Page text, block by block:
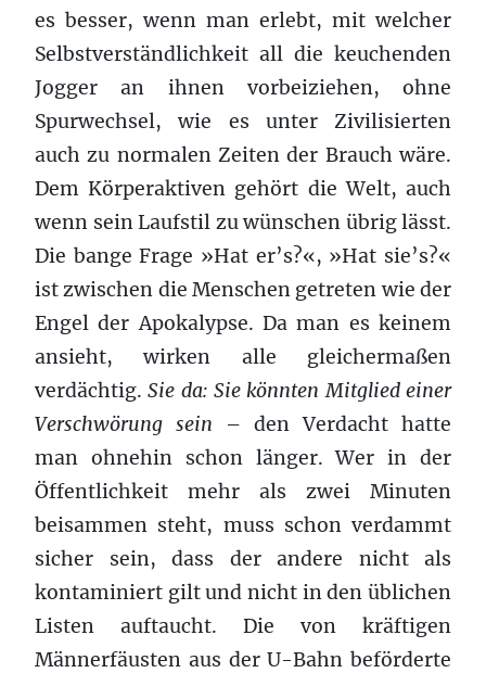
es besser, wenn man erlebt, mit welcher
Selbstverständlichkeit all die keuchenden
Jogger an ihnen vorbeiziehen, ohne
Spurwechsel, wie es unter Zivilisierten
auch zu normalen Zeiten der Brauch wäre.
Dem Körperaktiven gehört die Welt, auch
wenn sein Laufstil zu wünschen übrig lässt.
Die bange Frage »Hat er’s?«, »Hat sie’s?«
ist zwischen die Menschen getreten wie der
Engel der Apokalypse. Da man es keinem
ansieht, wirken alle gleichermaßen
verdächtig. Sie da: Sie könnten Mitglied einer
Verschwörung sein – den Verdacht hatte
man ohnehin schon länger. Wer in der
Öffentlichkeit mehr als zwei Minuten
beisammen steht, muss schon verdammt
sicher sein, dass der andere nicht als
kontaminiert gilt und nicht in den üblichen
Listen auftaucht. Die von kräftigen
Männerfäusten aus der U-Bahn beförderte